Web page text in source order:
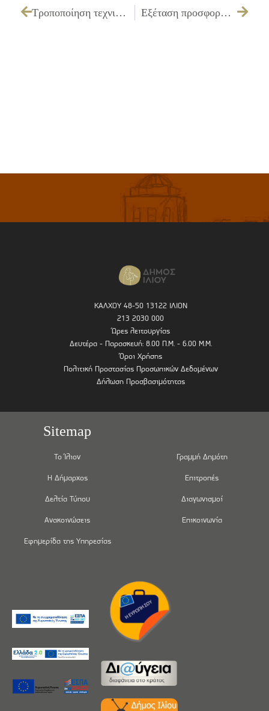
Τροποποίηση τεχνικών προδιαγραφών και όρων διακήρυξης και τρόπου εκτέλεσης για την «Προμήθεια διαδραστικών πινάκων» Εξέταση προσφορών και εισήγηση ανάθεσης που αφορά «Εργασίες για τη φυτοπροστασία των δένδρων»
ΚΑΛΧΟΥ 48-50 13122 ΙΛΙΟΝ
213 2030 000
Ώρες λειτουργίας
Δευτέρα - Παρασκευή: 8.00 Π.Μ. - 6.00 Μ.Μ.
Όροι Χρήσης
Πολιτική Προστασίας Προσωπικών Δεδομένων
Δήλωση Προσβασιμότητας
Sitemap
Το Ίλιον
Η Δήμαρχος
Δελτία Τύπου
Ανακοινώσεις
Εφημερίδα της Υπηρεσίας
Γραμμή Δημότη
Επιτροπές
Διαγωνισμοί
Επικοινωνία